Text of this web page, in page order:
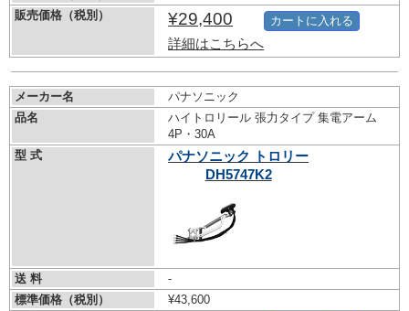
販売価格（税別）
¥29,400
詳細はこちらへ
カートに入れる
メーカー名
パナソニック
品名
ハイトロリール 張力タイプ 集電アーム
4P・30A
型 式
パナソニック トロリー
DH5747K2
送 料
-
標準価格（税別）
¥43,600